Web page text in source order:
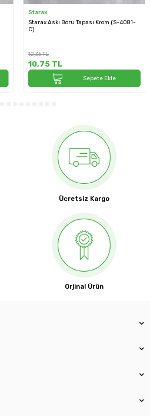
Starax
Starax Askı Boru Tapası Krom (S-4081-
C)
12,36TL
10,75TL
Sepete Ekle
Ücretsiz Kargo
Orjinal Ürün